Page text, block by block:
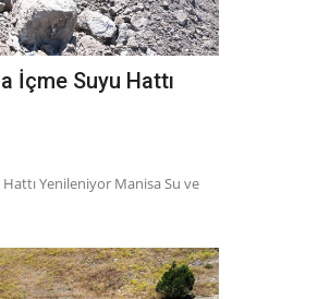
İçme Suyu Hattı
Hattı Yenileniyor Manisa Su ve